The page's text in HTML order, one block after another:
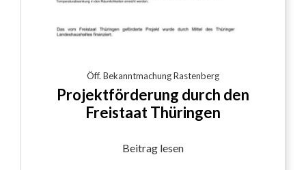
Öff. Bekanntmachung Rastenberg
Projektförderung durch den
Freistaat Thüringen
Beitrag lesen